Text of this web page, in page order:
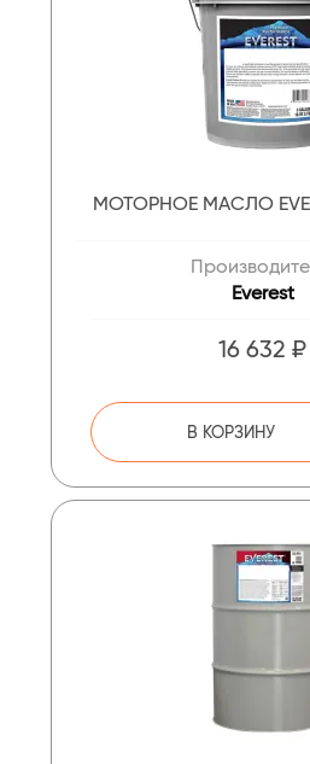
МОТОРНОЕ МАСЛО
Everest
16 632 ₽
В КОРЗИНУ